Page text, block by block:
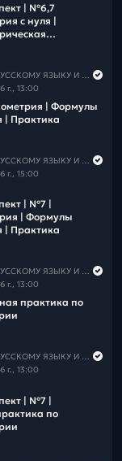
| №6,7
с нуля |
| Основные
ЕГЭ 2026 ПО РУССКОМУ ЯЗЫКУ И МАТЕМАТИКЕ
г., 13:00
| Формулы
| Практика
ЕГЭ 2026 ПО РУССКОМУ ЯЗЫКУ И МАТЕМАТИКЕ
г., 15:00
| №7 |
| Формулы
| Практика
ЕГЭ 2026 ПО РУССКОМУ ЯЗЫКУ И МАТЕМАТИКЕ
г., 13:00
практика по
ЕГЭ 2026 ПО РУССКОМУ ЯЗЫКУ И МАТЕМАТИКЕ
г., 13:00
| №7 |
по